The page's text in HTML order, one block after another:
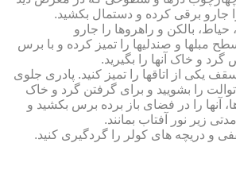
جارو برقی کرده و دستمال بکشید.
حیاط، بالکن و راهروها را جارو
مبل‏ها و صندلی‏ها را تمیز کرده و با برس
و خاک آنها را بگیرید.
یکی از اتاق‏ها را تمیز کنید. پادری جلوی
را بشویید و برای گرفتن گرد و خاک
آنها را در فضای باز برده برس بکشید و
زیر نور آفتاب بمانند.
و دریچه‏ های کولر را گردگیری کنید.